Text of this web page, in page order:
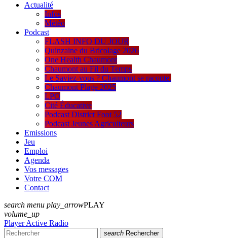
Actualité
Infos
Météo
Podcast
FLASH INFO DU JOUR
Quinzaine du Bricolage 2026
One Health Chaumont
Chaumont au Fil du Temps
Le Saviez-vous ? Chaumont se raconte.
Chaumont Plage 2025
LPO
Cité Éducative
Podcast District Foot 52
Podcast Jeunes Agriculteurs
Emissions
Jeu
Emploi
Agenda
Vos messages
Votre COM
Contact
search menu play_arrowPLAY
volume_up
Player Active Radio
search Rechercher